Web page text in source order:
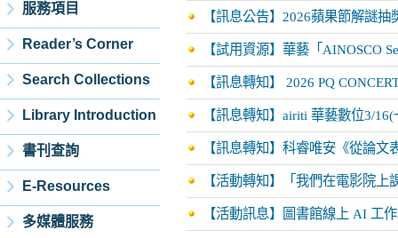
服務項目
Reader’s Corner
Search Collections
Library Introduction
書刊查詢
E-Resources
多媒體服務
【訊息公告】2026蘋果節解謎
【試用資源】華藝「AINOSCO
【訊息轉知】 2026 PQ
【訊息轉知】airiti 華藝數位3/
【訊息轉知】科睿唯安《從論
【活動轉知】「我們在電影院上
【活動訊息】圖書館線上 AI 工